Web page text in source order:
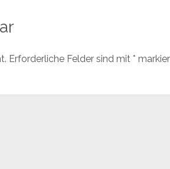
Erforderliche Felder sind mit *